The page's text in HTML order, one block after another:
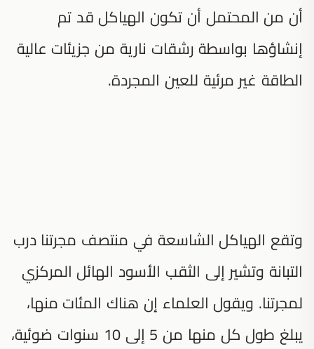
أن من المحتمل أن تكون الهياكل قد تم
إنشاؤها بواسطة رشقات نارية من جزيئات عالية
الطاقة غير مرئية للعين المجردة.
وتقع الهياكل الشاسعة في منتصف مجرتنا درب
التبانة وتشير إلى الثقب الأسود الهائل المركزي
لمجرتنا. ويقول العلماء إن هناك المئات منها،
يبلغ طول كل منها من 5 إلى 10 سنوات ضوئية،